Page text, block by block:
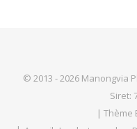
© 2013 - 2026 Manongvia
Siret:
| Thème